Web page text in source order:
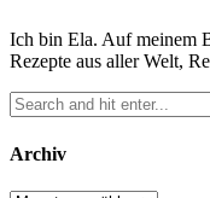
Ich bin Ela. Auf meinem
Rezepte aus aller Welt,
Archiv